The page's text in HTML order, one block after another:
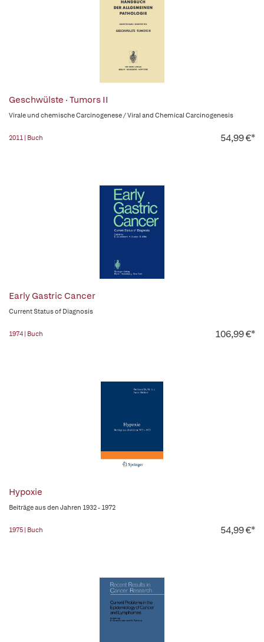
Geschwülste · Tumors II
Virale und chemische Carcinogenese / Viral and Chemical Carcinogenesis
2011 | Buch 54,99 €*
Early Gastric Cancer
Current Status of Diagnosis
1974 | Buch 106,99 €*
Hypoxie
Beiträge aus den Jahren 1932 - 1972
1975 | Buch 54,99 €*